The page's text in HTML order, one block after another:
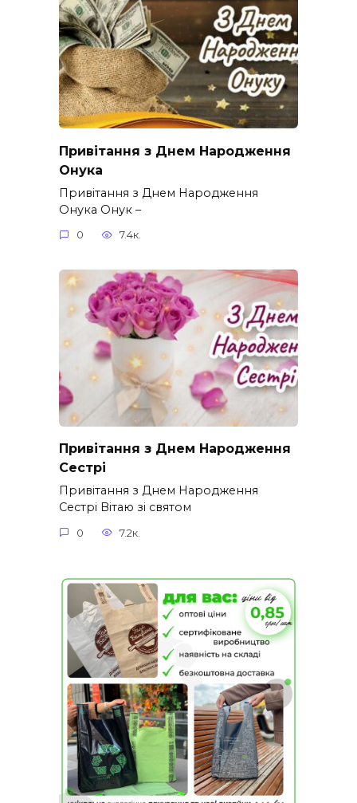
Привітання з Днем Народження
Онука
Привітання з Днем Народження
Онука Онук –
0 7.4к.
Привітання з Днем Народження
Сестрі
Привітання з Днем Народження
Сестрі Вітаю зі святом
0 7.2к.